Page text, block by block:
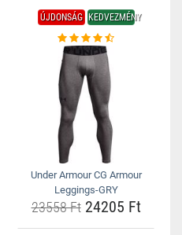
ÚJDONSÁG KEDVEZMÉNY
Under Armour CG Armour
Leggings-GRY
23558 Ft24205 Ft